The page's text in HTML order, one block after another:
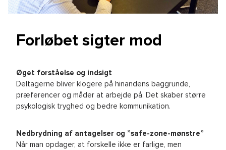
Forløbet sigter mod
Øget forståelse og indsigt
Deltagerne bliver klogere på hinandens baggrunde,
præferencer og måder at arbejde på. Det skaber større
psykologisk tryghed og bedre kommunikation.
Nedbrydning af antagelser og ”safe-zone-mønstre”
Når man opdager, at forskelle ikke er farlige, men